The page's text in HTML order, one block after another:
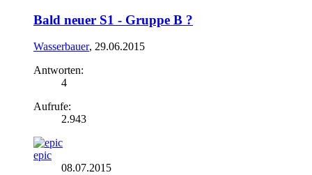
Bald neuer S1 - Gruppe B ?
Wasserbauer, 29.06.2015
Antworten:
4
Aufrufe:
2.943
epic
08.07.2015